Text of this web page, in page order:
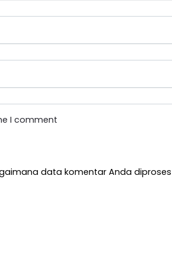
I comment
data komentar Anda diproses